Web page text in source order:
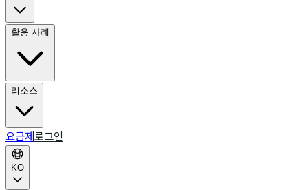
활용 사례
리소스
요금제 로그인
KO